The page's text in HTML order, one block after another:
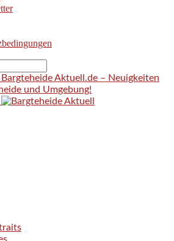
Bargteheide Aktuell.de – Neuigkeiten
und Umgebung!